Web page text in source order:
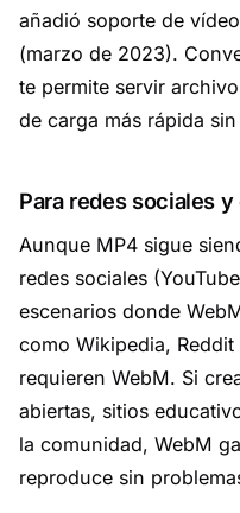
añadió soporte de
(marzo de 2023).
te permite servir
de carga más rápida
Para redes sociales
Aunque MP4 sigue
redes sociales
escenarios donde
como Wikipedia,
requieren WebM. Si
abiertas, sitios
la comunidad, WebM
reproduce sin